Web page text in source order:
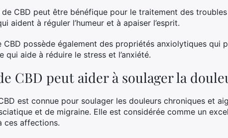
de CBD peut être bénéfique pour le traitement des
aident à réguler l’humeur et à apaiser l’esprit.
CBD possède également des propriétés anxiolytiques qui
qui aide à réduire le stress et l’anxiété.
CBD peut aider à soulager la
est connue pour soulager les douleurs chroniques et
et de migraine. Elle est considérée comme un
ces affections.